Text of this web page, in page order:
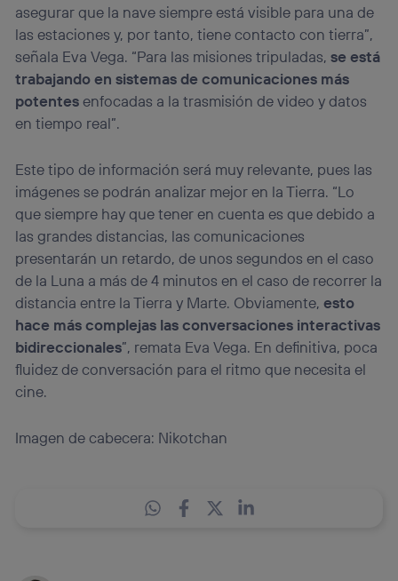
asegurar que la nave siempre está visible para una de
las estaciones y, por tanto, tiene contacto con tierra”,
señala Eva Vega. “Para las misiones tripuladas,se está
trabajando en sistemas de comunicaciones más
potentesenfocadas a la trasmisión de video y datos
en tiempo real”.
Este tipo de información será muy relevante, pues las
imágenes se podrán analizar mejor en la Tierra. “Lo
que siempre hay que tener en cuenta es que debido a
las grandes distancias, las comunicaciones
presentarán un retardo, de unos segundos en el caso
de la Luna a más de 4 minutos en el caso de recorrer la
distancia entre la Tierra y Marte. Obviamente,esto
hace más complejas las conversaciones interactivas
bidireccionales”, remata Eva Vega. En definitiva, poca
fluidez de conversación para el ritmo que necesita el
cine.
Imagen de cabecera: Nikotchan